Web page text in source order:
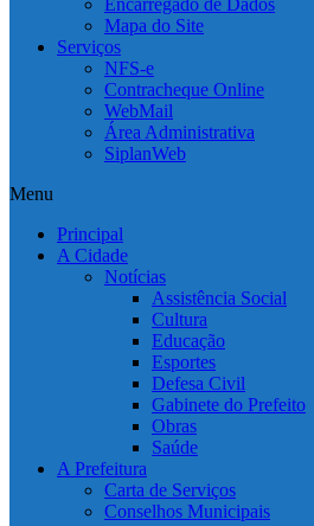
Encarregado de Dados
Mapa do Site
Serviços
NFS-e
Contracheque Online
WebMail
Área Administrativa
SiplanWeb
Menu
Principal
A Cidade
Notícias
Assistência Social
Cultura
Educação
Esportes
Defesa Civil
Gabinete do Prefeito
Obras
Saúde
A Prefeitura
Carta de Serviços
Conselhos Municipais